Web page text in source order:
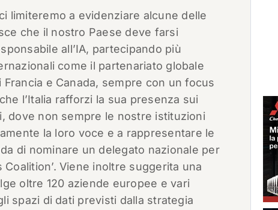
limiteremo a evidenziare alcune delle
che il nostro Paese deve farsi
all’IA, partecipando più
come il partenariato globale
e Canada, sempre con un focus
l’Italia rafforzi la sua presenza sui
dove non sempre le nostre istituzioni
la loro voce e a rappresentare le
di nominare un delegato nazionale per
Viene inoltre suggerita una
oltre 120 aziende europee e vari
spazi di dati previsti dalla strategia